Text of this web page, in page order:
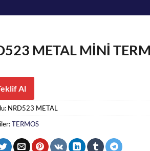
METAL MİNİ
Al
NRD523 METAL
TERMOS